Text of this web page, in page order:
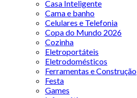
Casa Inteligente
Cama e banho
Celulares e Telefonia
Copa do Mundo 2026
Cozinha
Eletroportáteis
Eletrodomésticos
Ferramentas e Construção
Festa
Games